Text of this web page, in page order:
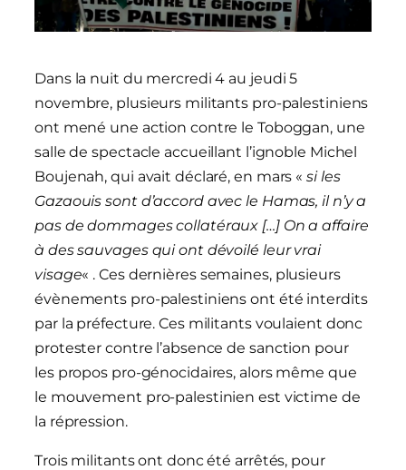
Dans la nuit du mercredi 4 au jeudi 5
novembre, plusieurs militants pro-palestiniens
ont mené une action contre le Toboggan, une
salle de spectacle accueillant l’ignoble Michel
Boujenah, qui avait déclaré, en mars «si les
Gazaouis sont d’accord avec le Hamas, il n’y a
pas de dommages collatéraux […] On a affaire
à des sauvages qui ont dévoilé leur vrai
visage« . Ces dernières semaines, plusieurs
évènements pro-palestiniens ont été interdits
par la préfecture. Ces militants voulaient donc
protester contre l’absence de sanction pour
les propos pro-génocidaires, alors même que
le mouvement pro-palestinien est victime de
la répression.
Trois militants ont donc été arrêtés, pour